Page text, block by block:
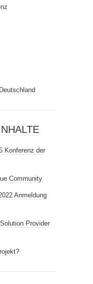
Konferenz der
Community
Anmeldung
Provider